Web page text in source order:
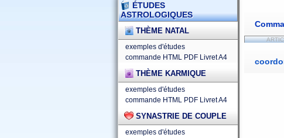
ÉTUDES
ASTROLOGIQUES
THÈME NATAL
exemples d'études
commande HTML PDF Livret A4
THÈME KARMIQUE
exemples d'études
commande HTML PDF Livret A4
SYNASTRIE DE COUPLE
exemples d'études